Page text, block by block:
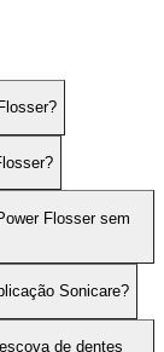
Flosser sem
Sonicare?
de dentes